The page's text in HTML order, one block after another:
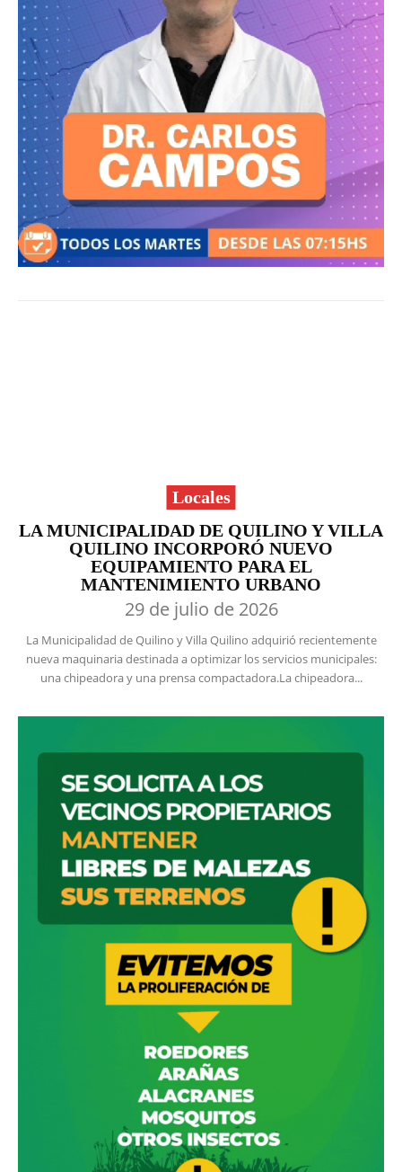
Locales
LA MUNICIPALIDAD DE QUILINO Y VILLA
QUILINO INCORPORÓ NUEVO
EQUIPAMIENTO PARA EL
MANTENIMIENTO URBANO
29 de julio de 2026
La Municipalidad de Quilino y Villa Quilino adquirió recientemente
nueva maquinaria destinada a optimizar los servicios municipales:
una chipeadora y una prensa compactadora.La chipeadora...